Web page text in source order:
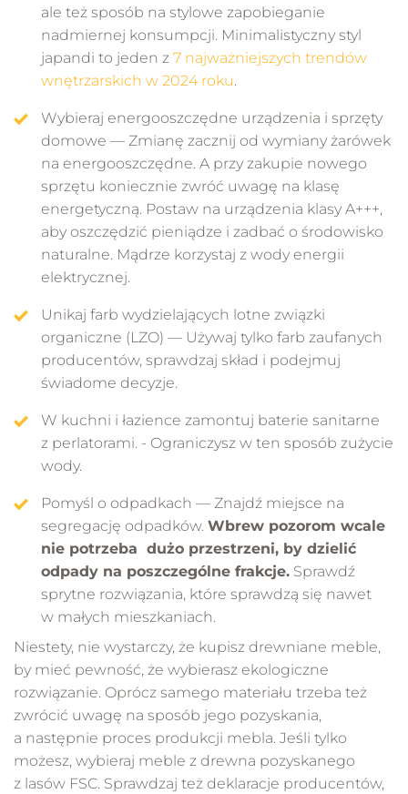
ale też sposób na stylowe zapobieganie
nadmiernej konsumpcji. Minimalistyczny styl
japandi to jeden z 7 najważniejszych trendów
wnętrzarskich w 2024 roku.
Wybieraj energooszczędne urządzenia i sprzęty
domowe — Zmianę zacznij od wymiany żarówek
na energooszczędne. A przy zakupie nowego
sprzętu koniecznie zwróć uwagę na klasę
energetyczną. Postaw na urządzenia klasy A+++,
aby oszczędzić pieniądze i zadbać o środowisko
naturalne. Mądrze korzystaj z wody energii
elektrycznej.
Unikaj farb wydzielających lotne związki
organiczne (LZO) — Używaj tylko farb zaufanych
producentów, sprawdzaj skład i podejmuj
świadome decyzje.
W kuchni i łazience zamontuj baterie sanitarne
z perlatorami. - Ograniczysz w ten sposób zużycie
wody.
Pomyśl o odpadkach — Znajdź miejsce na
segregację odpadków. Wbrew pozorom wcale
nie potrzeba dużo przestrzeni, by dzielić
odpady na poszczególne frakcje. Sprawdź
sprytne rozwiązania, które sprawdzą się nawet
w małych mieszkaniach.
Niestety, nie wystarczy, że kupisz drewniane meble,
by mieć pewność, że wybierasz ekologiczne
rozwiązanie. Oprócz samego materiału trzeba też
zwrócić uwagę na sposób jego pozyskania,
a następnie proces produkcji mebla. Jeśli tylko
możesz, wybieraj meble z drewna pozyskanego
z lasów FSC. Sprawdzaj też deklaracje producentów,